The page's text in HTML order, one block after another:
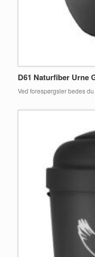
D61 Naturfiber Urne
Ved forespørgsler bedes